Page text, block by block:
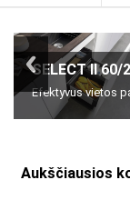
ETAGON 500-U
Keraminė
ETAGON 6
Aukštos kokybės
SELECT II 60/2
Efektyvus vietos
FONTAS-S II
Patogus 3
Aukščiausios